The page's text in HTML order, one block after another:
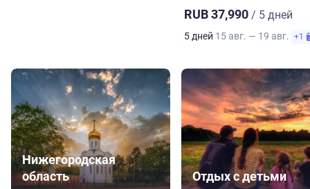
RUB 37,990 / 5 дней
5 дней 15 авг. — 19 авг. +1
Нижегородская
область
Отдых с детьми